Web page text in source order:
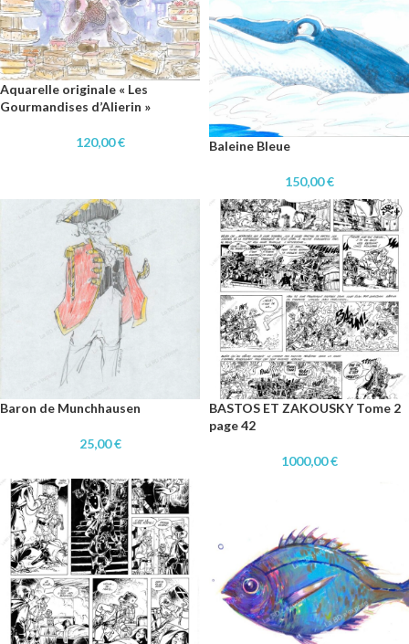
Aquarelle originale « Les
Gourmandises d’Alierin »
120,00€ Baleine Bleue
150,00€
Baron de Munchhausen
25,00€
BASTOS ET ZAKOUSKY Tome 2
page 42
1000,00€